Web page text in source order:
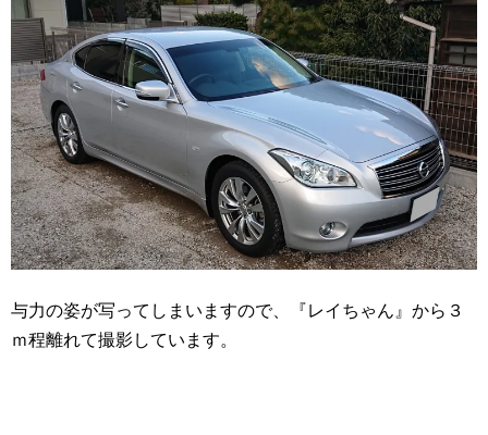
与力の姿が写ってしまいますので、『レイちゃん』から３
ｍ程離れて撮影しています。